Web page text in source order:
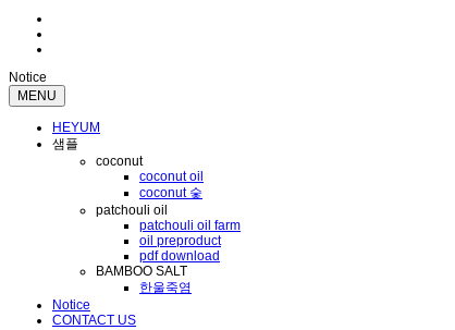
Notice
MENU
HEYUM
샘플
coconut
coconut oil
coconut 숯
patchouli oil
patchouli oil farm
oil preproduct
pdf download
BAMBOO SALT
한울죽염
Notice
CONTACT US